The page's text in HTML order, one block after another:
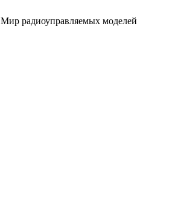
Мир радиоуправляемых моделей